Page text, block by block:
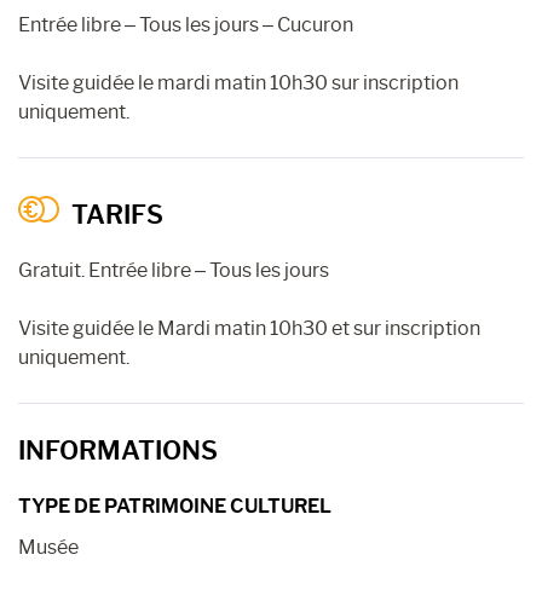
Entrée libre – Tous les jours – Cucuron
Visite guidée le mardi matin 10h30 sur inscription
uniquement.
TARIFS
Gratuit. Entrée libre – Tous les jours
Visite guidée le Mardi matin 10h30 et sur inscription
uniquement.
INFORMATIONS
TYPE DE PATRIMOINE CULTUREL
Musée